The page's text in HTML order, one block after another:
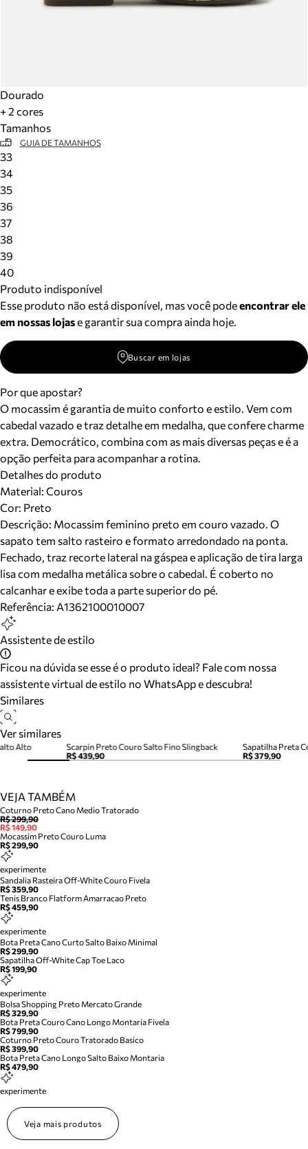
Dourado
+ 2 cores
Tamanhos
GUIA DE TAMANHOS
33
34
35
36
37
38
39
40
Produto indisponível
Esse produto não está disponível, mas você podeencontrar ele
em nossas lojase garantir sua compra ainda hoje.
Buscar em lojas
Por que apostar?
O mocassim é garantia de muito conforto e estilo. Vem com
cabedal vazado e traz detalhe em medalha, que confere charme
extra. Democrático, combina com as mais diversas peças e é a
opção perfeita para acompanhar a rotina.
Detalhes do produto
Material: Couros
Cor: Preto
Descrição: Mocassim feminino preto em couro vazado. O
sapato tem salto rasteiro e formato arredondado na ponta.
Fechado, traz recorte lateral na gáspea e aplicação de tira larga
lisa com medalha metálica sobre o cabedal. É coberto no
calcanhar e exibe toda a parte superior do pé.
Referência: A1362100010007
Assistente de estilo
Ficou na dúvida se esse é o produto ideal? Fale com nossa
assistente virtual de estilo no WhatsApp e descubra!
Similares
Ver similares
Scarpin Preto Couro Salto Fino Slingback
R$ 439,90
Sapatilha Preta
R$ 379,90
Alto
VEJA TAMBÉM
Coturno Preto Cano Medio Tratorado
R$ 299,90
R$ 149,90
Mocassim Preto Couro Luma
R$ 299,90
experimente
Sandalia Rasteira Off-White Couro Fivela
R$ 359,90
Tenis Branco Flatform Amarracao Preto
R$ 459,90
experimente
Bota Preta Cano Curto Salto Baixo Minimal
R$ 299,90
Sapatilha Off-White Cap Toe Laco
R$ 199,90
experimente
Bolsa Shopping Preto Mercato Grande
R$ 329,90
Bota Preta Couro Cano Longo Montaria Fivela
R$ 799,90
Coturno Preto Couro Tratorado Basico
R$ 399,90
Bota Preta Cano Longo Salto Baixo Montaria
R$ 479,90
experimente
Veja mais produtos